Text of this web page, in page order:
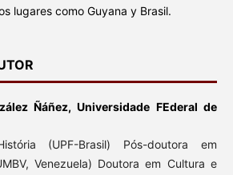
lugares como Guyana y Brasil.
Ñáñez,Universidade FEderal de
(UPF-Brasil) Pós-doutora em
Venezuela) Doutora em Cultura e